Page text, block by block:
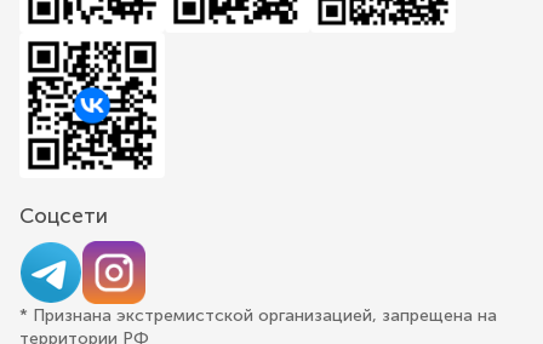
Соцсети
* Признана экстремистской организацией, запрещена на
территории РФ